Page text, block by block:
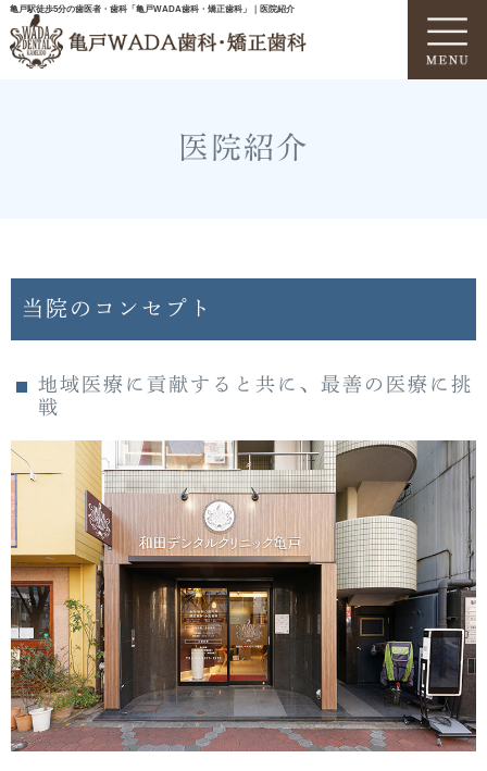
亀戸駅徒歩5分の歯医者・歯科「亀戸WADA歯科・矯正歯科」｜医院紹介
医院紹介
当院のコンセプト
地域医療に貢献すると共に、最善の医療に挑
戦